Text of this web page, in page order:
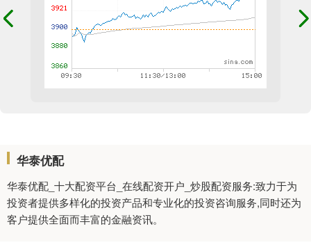
华泰优配
华泰优配_十大配资平台_在线配资开户_炒股配资服务:致力于为
投资者提供多样化的投资产品和专业化的投资咨询服务,同时还为
客户提供全面而丰富的金融资讯。